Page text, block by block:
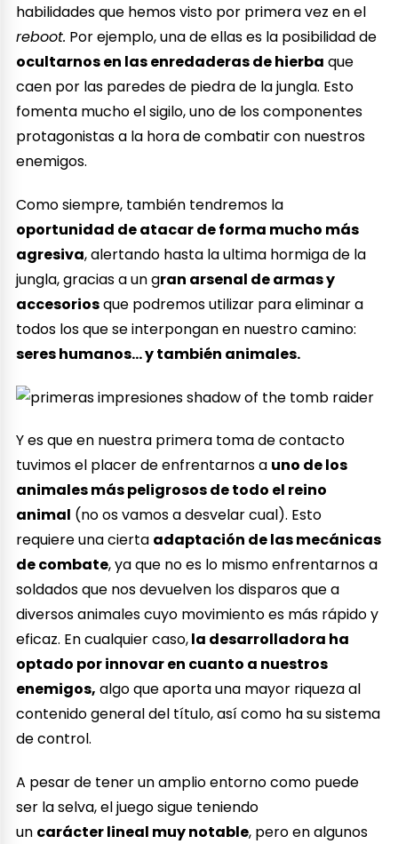
habilidades que hemos visto por primera vez en el
reboot. Por ejemplo, una de ellas es la posibilidad de
ocultarnos en las enredaderas de hierba que
caen por las paredes de piedra de la jungla. Esto
fomenta mucho el sigilo, uno de los componentes
protagonistas a la hora de combatir con nuestros
enemigos.
Como siempre, también tendremos la
oportunidad de atacar de forma mucho más
agresiva, alertando hasta la ultima hormiga de la
jungla, gracias a un gran arsenal de armas y
accesoriosque podremos utilizar para eliminar a
todos los que se interpongan en nuestro camino:
seres humanos… y también animales.
Y es que en nuestra primera toma de contacto
tuvimos el placer de enfrentarnos a uno de los
animales más peligrosos de todo el reino
animal (no os vamos a desvelar cual). Esto
requiere una cierta adaptación de las mecánicas
de combate, ya que no es lo mismo enfrentarnos a
soldados que nos devuelven los disparos que a
diversos animales cuyo movimiento es más rápido y
eficaz. En cualquier caso,la desarrolladora ha
optado por innovar en cuanto a nuestros
enemigos, algo que aporta una mayor riqueza al
contenido general del título, así como ha su sistema
de control.
A pesar de tener un amplio entorno como puede
ser la selva, el juego sigue teniendo
un carácter lineal muy notable, pero en algunos